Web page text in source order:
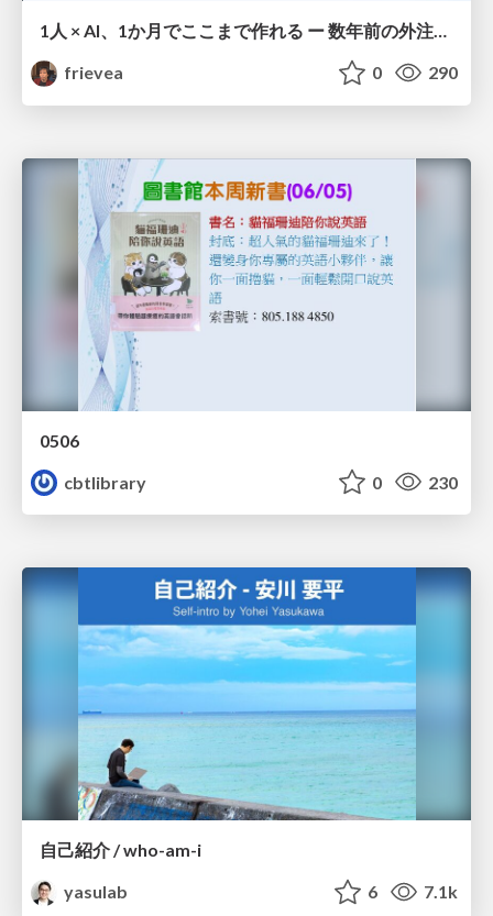
1人 × AI、1か月でここまで作れる ー 数年前の外注換算3.8〜7.4億円・241〜379人月分の作業を、AI費用 約10万円・31日で
frievea
0 290
0506
cbtlibrary
0 230
自己紹介 / who-am-i
yasulab
6 7.1k